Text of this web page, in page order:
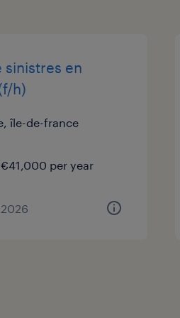
sinistres en
h)
île-de-france
per year